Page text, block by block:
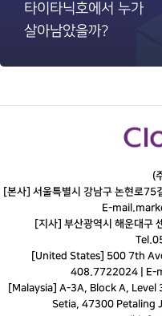
타이타닉호에서 누가
살아남았을까?
(
[본사] 서울특별시 강남구 논현로75
E-mail.
[지사] 부산광역시 해운대구
Tel.
[United States] 500 7th
408.7722024 | E-
[Malaysia] A-3A, Block A, Level
Setia, 47300 Petaling